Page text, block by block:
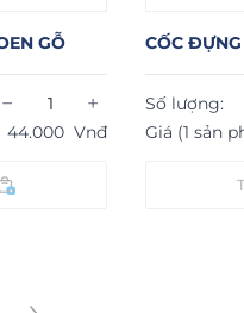
GỖ
− +
44.000 Vnđ
CỐC
Số lượng:
Giá (1 sản